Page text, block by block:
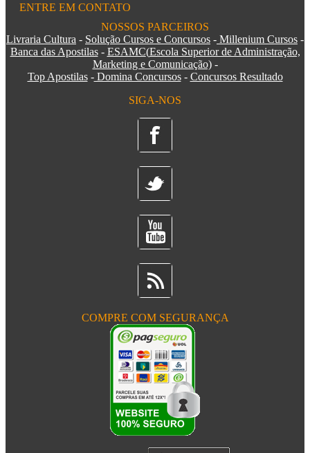
ENTRE EM CONTATO
NOSSOS PARCEIROS
Livraria Cultura - Solução Cursos e Concursos - Millenium Cursos -
Banca das Apostilas- ESAMC(Escola Superior de Administração,
Marketing e Comunicação)-
Top Apostilas-Domina Concursos- Concursos Resultado
SIGA-NOS
COMPRE COM SEGURANÇA